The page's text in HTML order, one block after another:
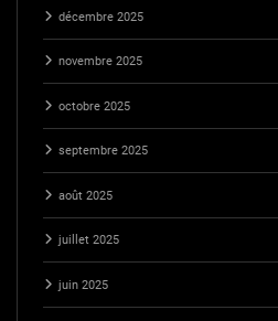
décembre 2025
novembre 2025
octobre 2025
septembre 2025
août 2025
juillet 2025
juin 2025